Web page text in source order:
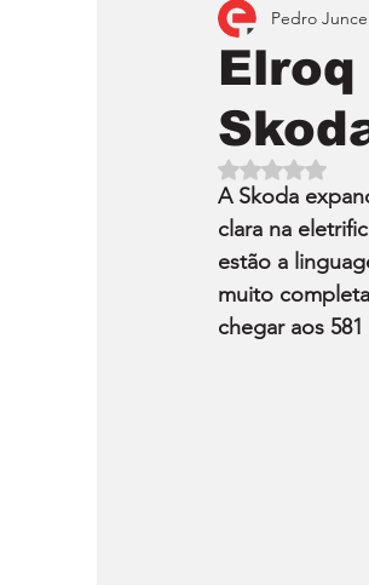
Pedro
Avaliado
A Skoda
clara na
estão a
muito
chegar aos